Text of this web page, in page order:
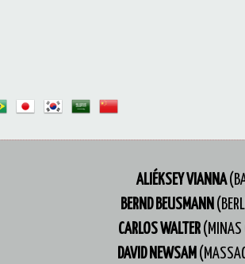
ALIÉKSEY VIANNA
BERND BEUSMANN
CARLOS WALTER (MINAS
DAVID NEWSAM(